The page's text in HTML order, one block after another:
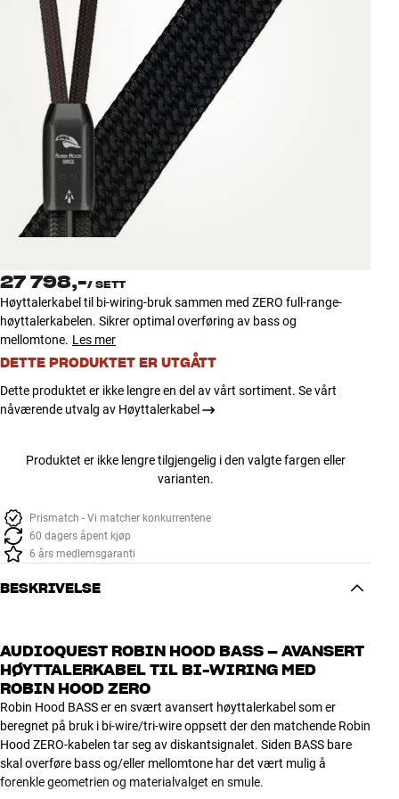
Tilbehør
INSPIRASJON
MERKER
NYHETER
TILBUD
Finn Butikk
Logg inn
Kundeservice
Bygg med lyd
27 798,-/ SETT
Høyttalerkabel til bi-wiring-bruk sammen med ZERO full-range-
høyttalerkabelen. Sikrer optimal overføring av bass og
mellomtone. Les mer
DETTE PRODUKTET ER UTGÅTT
Dette produktet er ikke lengre en del av vårt sortiment. Se vårt
nåværende utvalg av Høyttalerkabel
Produktet er ikke lengre tilgjengelig i den valgte fargen eller
varianten.
Prismatch - Vi matcher konkurrentene
60 dagers åpent kjøp
6 års medlemsgaranti
BESKRIVELSE
AUDIOQUEST ROBIN HOOD BASS – AVANSERT
HØYTTALERKABEL TIL BI-WIRING MED
ROBIN HOOD ZERO
Robin Hood BASS er en svært avansert høyttalerkabel som er
beregnet på bruk i bi-wire/tri-wire oppsett der den matchende Robin
Hood ZERO-kabelen tar seg av diskantsignalet. Siden BASS bare
skal overføre bass og/eller mellomtone har det vært mulig å
forenkle geometrien og materialvalget en smule.